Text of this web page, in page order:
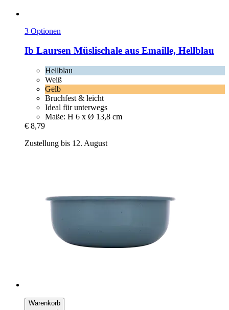
3 Optionen
Ib Laursen Müslischale aus Emaille, Hellblau
Hellblau
Weiß
Gelb
Bruchfest & leicht
Ideal für unterwegs
Maße: H 6 x Ø 13,8 cm
€ 8,79
Zustellung bis 12. August
Warenkorb